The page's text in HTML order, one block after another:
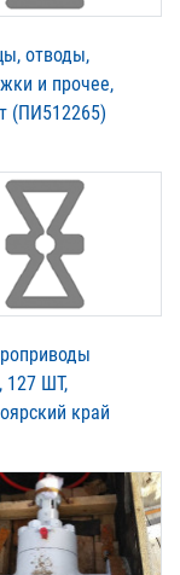
отводы,
и прочее,
(ПИ512265)
127 ШТ,
край